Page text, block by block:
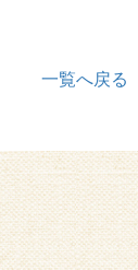
一覧へ戻る